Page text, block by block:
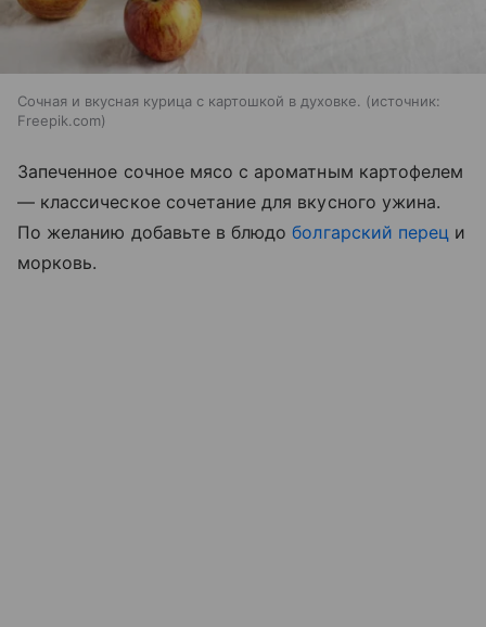
Сочная и вкусная курица с картошкой в духовке.
источник:
Freepik.com
Запеченное сочное мясо с ароматным картофелем
— классическое сочетание для вкусного ужина.
По желанию добавьте в блюдоболгарский перец и
морковь.